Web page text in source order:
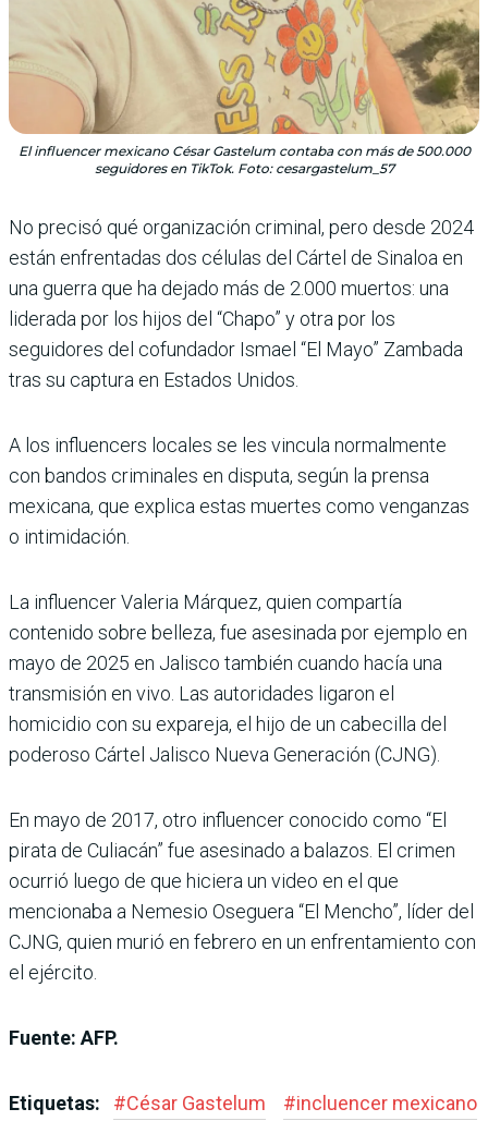
El influencer mexicano César Gastelum contaba con más de 500.000
seguidores en TikTok. Foto: cesargastelum_57
No precisó qué organización criminal, pero desde 2024
están enfrentadas dos células del Cártel de Sinaloa en
una guerra que ha dejado más de 2.000 muertos: una
liderada por los hijos del “Chapo” y otra por los
seguidores del cofundador Ismael “El Mayo” Zambada
tras su captura en Estados Unidos.
A los influencers locales se les vincula normalmente
con bandos criminales en disputa, según la prensa
mexicana, que explica estas muertes como venganzas
o intimidación.
La influencer Valeria Márquez, quien compartía
contenido sobre belleza, fue asesinada por ejemplo en
mayo de 2025 en Jalisco también cuando hacía una
transmisión en vivo. Las autoridades ligaron el
homicidio con su expareja, el hijo de un cabecilla del
poderoso Cártel Jalisco Nueva Generación (CJNG).
En mayo de 2017, otro influencer conocido como “El
pirata de Culiacán” fue asesinado a balazos. El crimen
ocurrió luego de que hiciera un video en el que
mencionaba a Nemesio Oseguera “El Mencho”, líder del
CJNG, quien murió en febrero en un enfrentamiento con
el ejército.
Fuente: AFP.
Etiquetas: #César Gastelum #incluencer mexicano